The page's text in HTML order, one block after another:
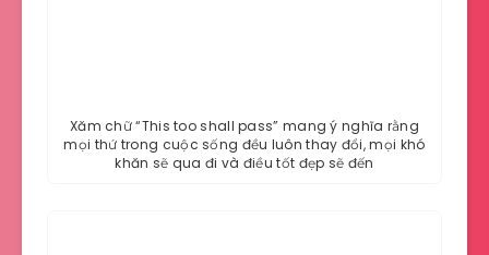
Xăm chữ “This too shall pass” mang ý nghĩa rằng
mọi thứ trong cuộc sống đều luôn thay đổi, mọi khó
khăn sẽ qua đi và điều tốt đẹp sẽ đến